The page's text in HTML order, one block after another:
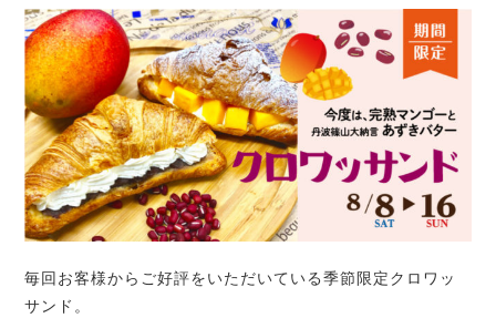
毎回お客様からご好評をいただいている季節限定クロワッ
サンド。